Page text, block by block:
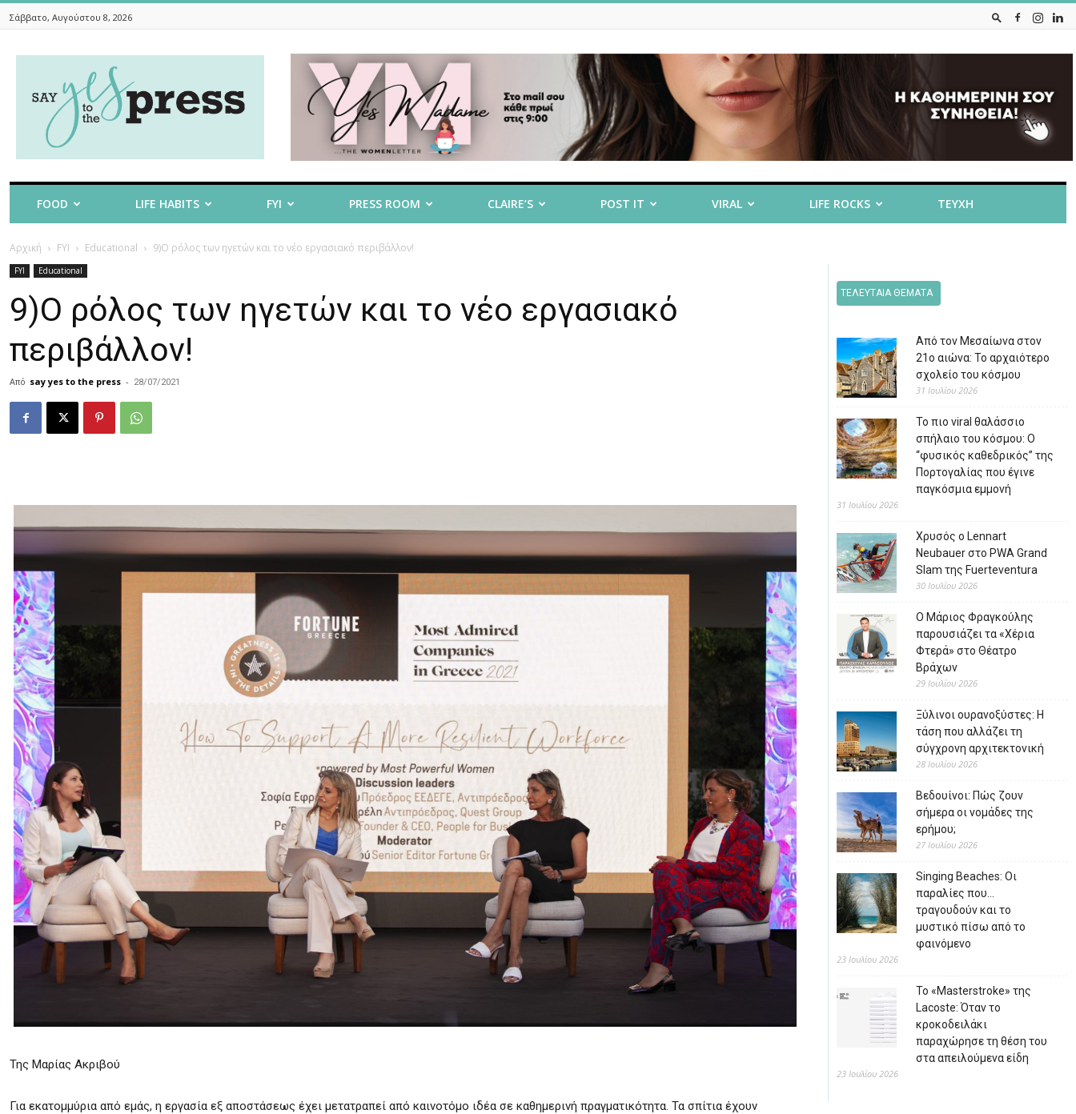
Σάββατο, Αυγούστου 8, 2026
To
The
FOOD LIFE HABITS FYI PRESS ROOM CLAIRE’S POST IT VIRAL LIFE ROCKS ΤΕΥΧΗ
Αρχική FYI Educational 9)Ο ρόλος των ηγετών και το νέο εργασιακό περιβάλλον!
FYI Educational
9)Ο ρόλος των ηγετών και το νέο εργασιακό
περιβάλλον!
Από say yes to the press - 28/07/2021
Της Μαρίας Ακριβού
Για εκατομμύρια από εμάς, η εργασία εξ αποστάσεως έχει μετατραπεί από καινοτόμο ιδέα σε καθημερινή πραγματικότητα. Τα σπίτια έχουν
ΤΕΛΕΥΤΑΙΑ ΘΕΜΑΤΑ
Από τον Μεσαίωνα στον
21ο αιώνα: Το αρχαιότερο
σχολείο του κόσμου
31 Ιουλίου 2026
Το πιο viral θαλάσσιο
σπήλαιο του κόσμου: Ο
“φυσικός καθεδρικός” της
Πορτογαλίας που έγινε
παγκόσμια εμμονή
31 Ιουλίου 2026
Χρυσός ο Lennart
Neubauer στο PWA Grand
Slam της Fuerteventura
30 Ιουλίου 2026
Ο Μάριος Φραγκούλης
παρουσιάζει τα «Χέρια
Φτερά» στο Θέατρο
Βράχων
29 Ιουλίου 2026
Ξύλινοι ουρανοξύστες: Η
τάση που αλλάζει τη
σύγχρονη αρχιτεκτονική
28 Ιουλίου 2026
Βεδουίνοι: Πώς ζουν
σήμερα οι νομάδες της
ερήμου;
27 Ιουλίου 2026
Singing Beaches: Οι
παραλίες που…
τραγουδούν και το
μυστικό πίσω από το
φαινόμενο
23 Ιουλίου 2026
Το «Masterstroke» της
Lacoste: Όταν το
κροκοδειλάκι
παραχώρησε τη θέση του
στα απειλούμενα είδη
23 Ιουλίου 2026